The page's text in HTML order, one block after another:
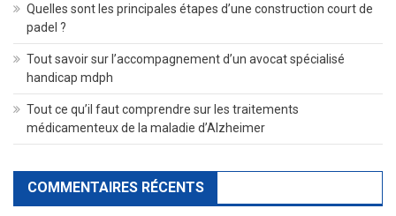
Quelles sont les principales étapes d’une construction court de
padel ?
Tout savoir sur l’accompagnement d’un avocat spécialisé
handicap mdph
Tout ce qu’il faut comprendre sur les traitements
médicamenteux de la maladie d’Alzheimer
COMMENTAIRES RÉCENTS